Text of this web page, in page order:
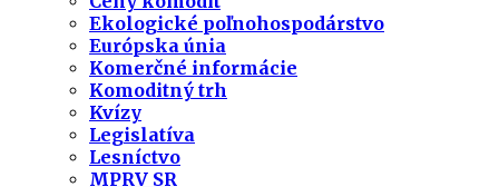
Ekologické poľnohospodárstvo
Európska únia
Komerčné informácie
Komoditný trh
Kvízy
Legislatíva
Lesníctvo
MPRV SR